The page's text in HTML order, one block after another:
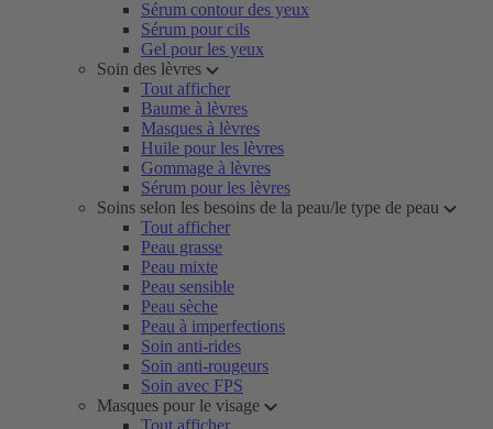
Sérum contour des yeux
Sérum pour cils
Gel pour les yeux
Soin des lèvres
Tout afficher
Baume à lèvres
Masques à lèvres
Huile pour les lèvres
Gommage à lèvres
Sérum pour les lèvres
Soins selon les besoins de la peau/le type de peau
Tout afficher
Peau grasse
Peau mixte
Peau sensible
Peau sèche
Peau à imperfections
Soin anti-rides
Soin anti-rougeurs
Soin avec FPS
Masques pour le visage
Tout afficher